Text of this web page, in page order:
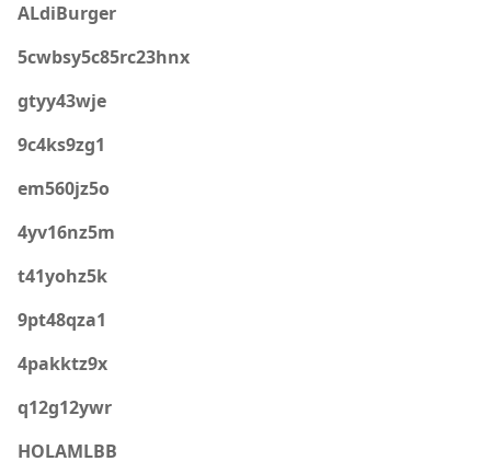
ALdiBurger
5cwbsy5c85rc23hnx
gtyy43wje
9c4ks9zg1
em560jz5o
4yv16nz5m
t41yohz5k
9pt48qza1
4pakktz9x
q12g12ywr
HOLAMLBB